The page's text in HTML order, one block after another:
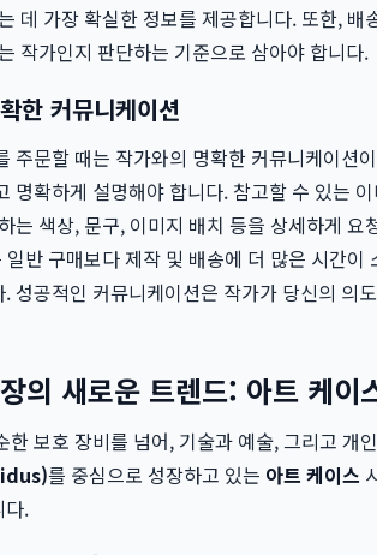
데 가장 확실한 정보를 제공합니다. 또한,
작가인지 판단하는 기준으로 삼아야 합니다.
한 커뮤니케이션
주문할 때는 작가와의 명확한 커뮤니케이션
명확하게 설명해야 합니다. 참고할 수 있는
는 색상, 문구, 이미지 배치 등을 상세하게
반 구매보다 제작 및 배송에 더 많은 시간
성공적인 커뮤니케이션은 작가가 당신의 의
의 새로운 트렌드: 아트 케이
한 보호 장비를 넘어, 기술과 예술, 그리고 개
를 중심으로 성장하고 있는 아트 케이스
다.